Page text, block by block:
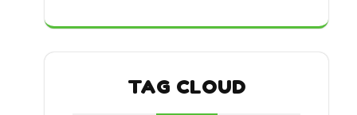
TAG CLOUD